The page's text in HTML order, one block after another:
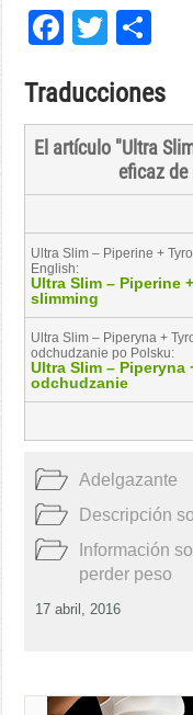
Twitter
Traducciones
El artículo "Ultra
eficaz
Ultra Slim – Piperine +
English:
Ultra Slim – Piperine
slimming
Ultra Slim – Piperyna +
odchudzanie po Polsku:
Ultra Slim – Piperyna
odchudzanie
Adelgazante
Descripción
Información
perder peso
17 abril, 2016